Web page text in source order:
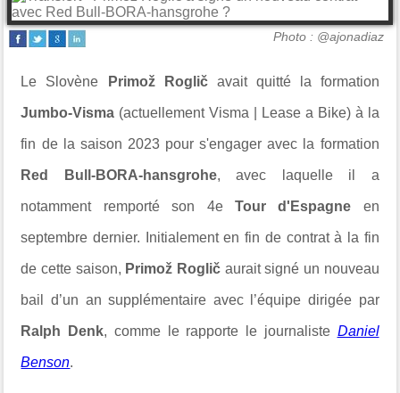
Photo : @ajonadiaz
Le Slovène Primož Rogličavait quitté la formation
Jumbo-Visma (actuellement Visma | Lease a Bike) à la
fin de la saison 2023 pour s'engager avec la formation
Red Bull-BORA-hansgrohe, avec laquelle il a
notamment remporté son 4e Tour d'Espagne en
septembre dernier. Initialement en fin de contrat à la fin
de cette saison, Primož Roglič aurait signé un nouveau
bail d’un an supplémentaire avec l’équipe dirigée par
Ralph Denk, comme le rapporte le journaliste Daniel
Benson.